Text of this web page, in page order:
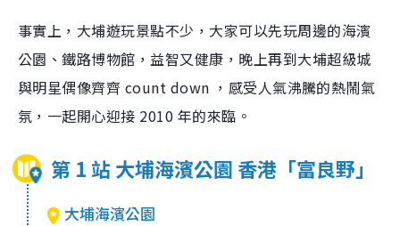
事實上，大埔遊玩景點不少，大家可以先玩周邊的海濱
公園、鐵路博物館，益智又健康，晚上再到大埔超級城
與明星偶像齊齊 count down ，感受人氣沸騰的熱鬧氣
氛，一起開心迎接 2010 年的來臨。
第 1 站 大埔海濱公園 香港「富良野」
大埔海濱公園